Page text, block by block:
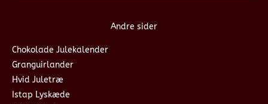
Andre sider
Chokolade Julekalender
Granguirlander
Hvid Juletræ
Istap Lyskæde